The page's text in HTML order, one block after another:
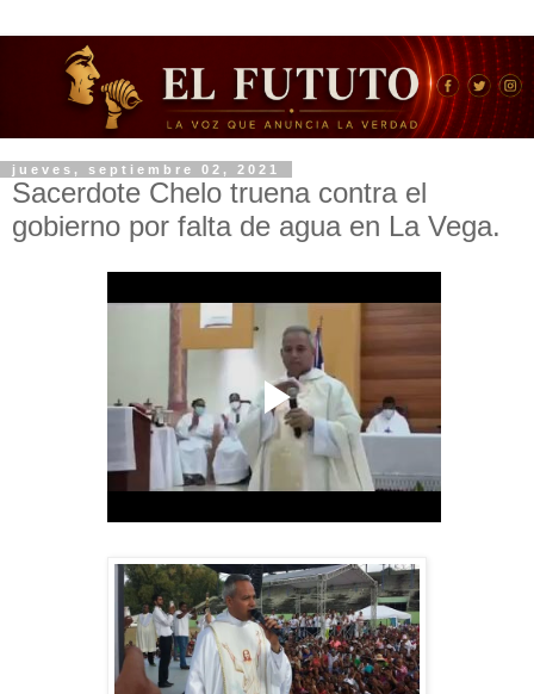
jueves, septiembre 02, 2021
Sacerdote Chelo truena contra el
gobierno por falta de agua en La Vega.